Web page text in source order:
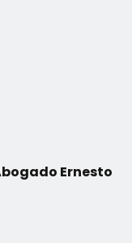
Ernesto